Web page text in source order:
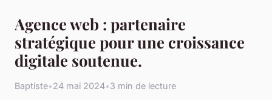
Agence web : partenaire
stratégique pour une croissance
digitale soutenue.
Baptiste•24 mai 2024•3 min de lecture